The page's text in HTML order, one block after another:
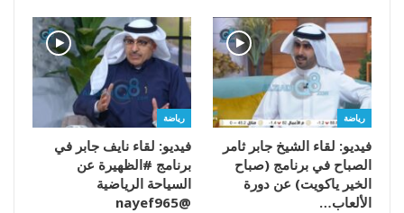
رياضة
فيديو: لقاء الشيخ جابر ثامر
الصباح في برنامج (صباح
الخير ياكويت) عن دورة
الألعاب…
رياضة
فيديو: لقاء نايف جابر في
برنامج #الظهيرة عن
السياحة الرياضية
@nayef965